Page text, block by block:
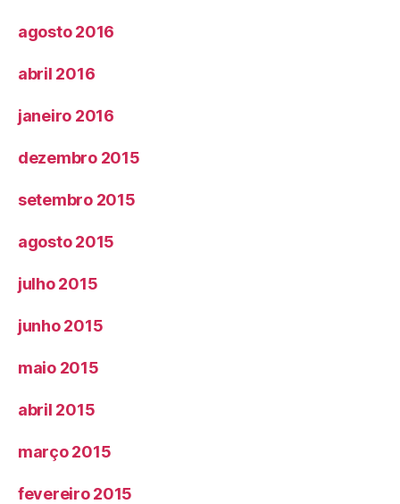
agosto 2016
abril 2016
janeiro 2016
dezembro 2015
setembro 2015
agosto 2015
julho 2015
junho 2015
maio 2015
abril 2015
março 2015
fevereiro 2015